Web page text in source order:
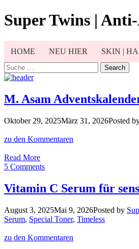
Skip
to
Super Twins |
HOME NEU HIER SKIN |
Search
for:
M. Asam
Oktober 29, 2025März 31, 2026Posted
zu den Kommentaren
Read MoreM.
Asam
schon
Ja!
Aber
euch!
5 Comments
Vitamin C Serum für
August 3, 2025Mai 9, 2026Posted by
Serum, Special Toner, Timeless
zu den Kommentaren